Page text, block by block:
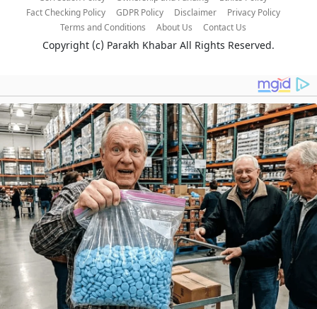
Fact Checking Policy
GDPR Policy Disclaimer
Privacy Policy
Terms and Conditions
About Us Contact Us
Copyright (c) Parakh Khabar All Rights Reserved.